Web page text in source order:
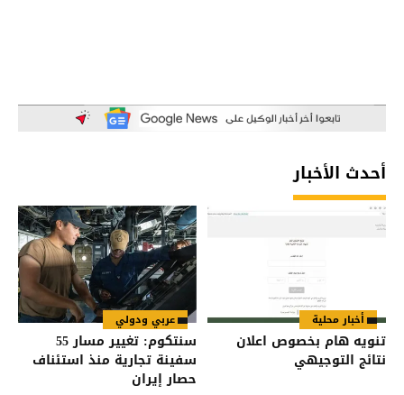
أحدث الأخبار
أخبار محلية
تنويه هام بخصوص اعلان
نتائج التوجيهي
عربي ودولي
سنتكوم: تغيير مسار 55
سفينة تجارية منذ استئناف
حصار إيران